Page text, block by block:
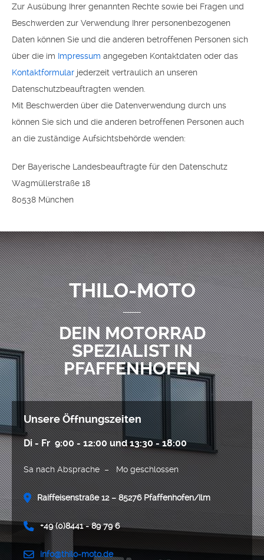
Zur Ausübung Ihrer genannten Rechte sowie bei Fragen und
Beschwerden zur Verwendung Ihrer personenbezogenen
Daten können Sie und die anderen betroffenen Personen sich
über die im Impressum angegeben Kontaktdaten oder das
Kontaktformular jederzeit vertraulich an unseren
Datenschutzbeauftragten wenden.
Mit Beschwerden über die Datenverwendung durch uns
können Sie sich und die anderen betroffenen Personen auch
an die zuständige Aufsichtsbehörde wenden:
Der Bayerische Landesbeauftragte für den Datenschutz
Wagmüllerstraße 18
80538 München
THILO-MOTO
DEIN MOTORRAD
SPEZIALIST IN
PFAFFENHOFEN
Unsere Öffnungszeiten
Di - Fr 9:00 - 12:00 und 13:30 - 18:00
Sa nach Absprache – Mo geschlossen
Raiffeisenstraße 12 – 85276 Pfaffenhofen/Ilm
+49 (0)8441 - 89 79 6
info@thilo-moto.de